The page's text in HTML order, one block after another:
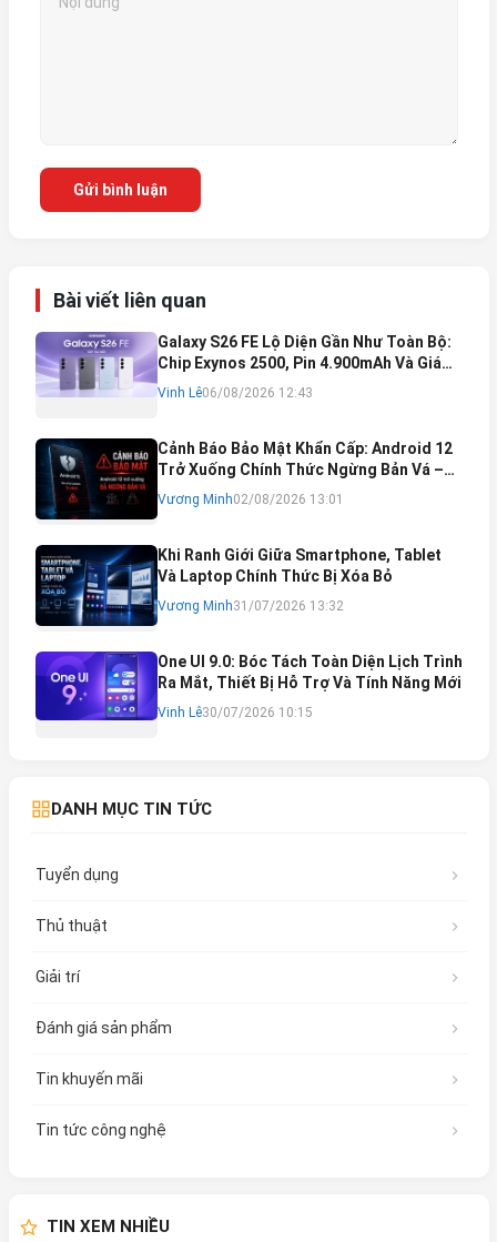
Gửi bình luận
Bài viết liên quan
Galaxy S26 FE Lộ Diện Gần Như Toàn Bộ:
Chip Exynos 2500, Pin 4.900mAh Và Giá
Bán Dự Kiến
Vinh Lê06/08/2026 12:43
Cảnh Báo Bảo Mật Khẩn Cấp: Android 12
Trở Xuống Chính Thức Ngừng Bản Vá –
Rủi Ro Mất Tài Khoản Ngân Hàng & Cách
Khắc Phục
Vương Minh02/08/2026 13:01
Khi Ranh Giới Giữa Smartphone, Tablet
Và Laptop Chính Thức Bị Xóa Bỏ
Vương Minh31/07/2026 13:32
One UI 9.0: Bóc Tách Toàn Diện Lịch Trình
Ra Mắt, Thiết Bị Hỗ Trợ Và Tính Năng Mới
Vinh Lê30/07/2026 10:15
DANH MỤC TIN TỨC
Tuyển dụng
Thủ thuật
Giải trí
Đánh giá sản phẩm
Tin khuyến mãi
Tin tức công nghệ
TIN XEM NHIỀU